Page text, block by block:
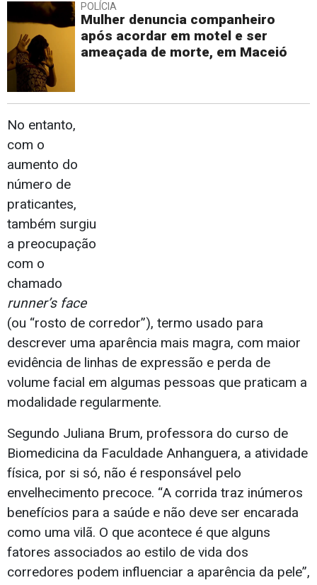
POLÍCIA
Mulher denuncia companheiro
após acordar em motel e ser
ameaçada de morte, em Maceió
No entanto,
com o
aumento do
número de
praticantes,
também surgiu
a preocupação
com o
chamado
runner’s face
(ou “rosto de corredor”), termo usado para
descrever uma aparência mais magra, com maior
evidência de linhas de expressão e perda de
volume facial em algumas pessoas que praticam a
modalidade regularmente.
Segundo Juliana Brum, professora do curso de
Biomedicina da Faculdade Anhanguera, a atividade
física, por si só, não é responsável pelo
envelhecimento precoce. “A corrida traz inúmeros
benefícios para a saúde e não deve ser encarada
como uma vilã. O que acontece é que alguns
fatores associados ao estilo de vida dos
corredores podem influenciar a aparência da pele”,